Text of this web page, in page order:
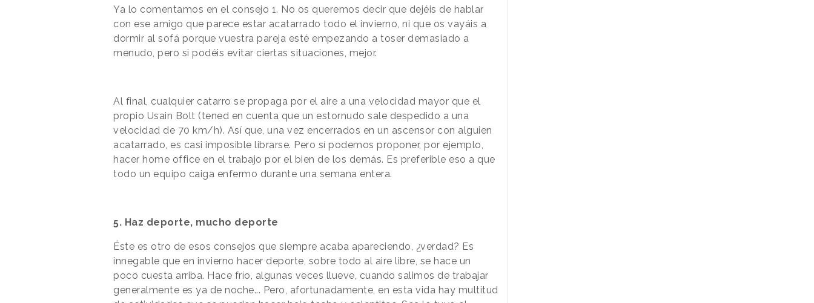
Ya lo comentamos en el consejo 1. No os queremos decir que dejéis de hablar
con ese amigo que parece estar acatarrado todo el invierno, ni que os vayáis a
dormir al sofá porque vuestra pareja esté empezando a toser demasiado a
menudo, pero si podéis evitar ciertas situaciones, mejor.
Al final, cualquier catarro se propaga por el aire a una velocidad mayor que el
propio Usain Bolt (tened en cuenta que un estornudo sale despedido a una
velocidad de 70 km/h). Así que, una vez encerrados en un ascensor con alguien
acatarrado, es casi imposible librarse. Pero sí podemos proponer, por ejemplo,
hacer home office en el trabajo por el bien de los demás. Es preferible eso a que
todo un equipo caiga enfermo durante una semana entera.
5. Haz deporte, mucho deporte
Éste es otro de esos consejos que siempre acaba apareciendo, ¿verdad? Es
innegable que en invierno hacer deporte, sobre todo al aire libre, se hace un
poco cuesta arriba. Hace frío, algunas veces llueve, cuando salimos de trabajar
generalmente es ya de noche... Pero, afortunadamente, en esta vida hay multitud